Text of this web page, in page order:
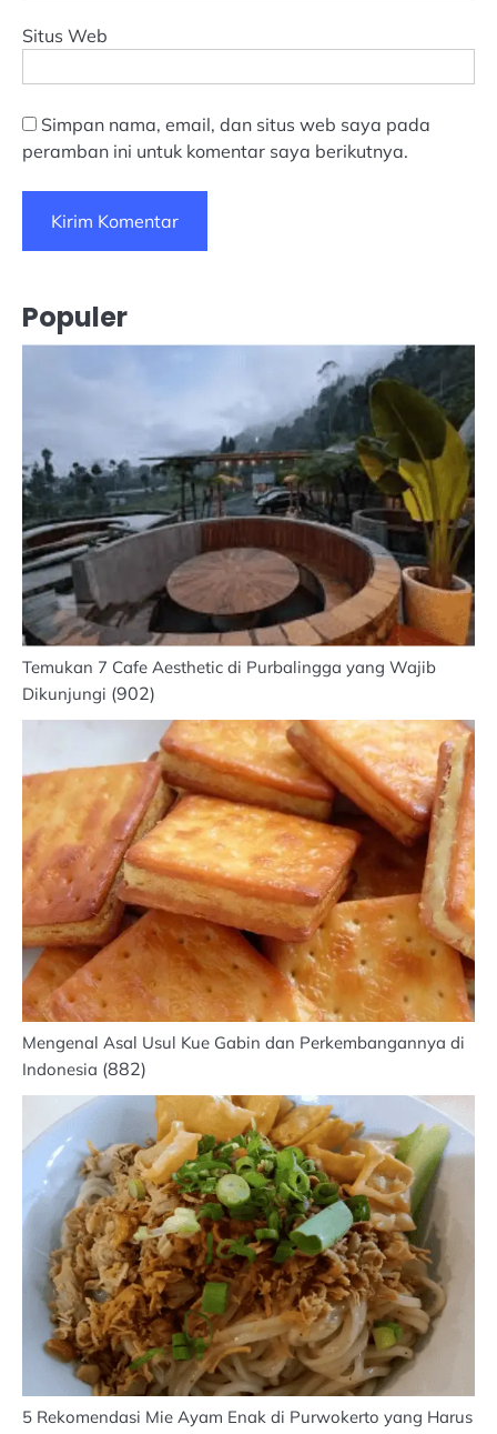
Situs Web
Simpan nama, email, dan situs web saya pada
peramban ini untuk komentar saya berikutnya.
Populer
Temukan 7 Cafe Aesthetic di Purbalingga yang Wajib
Dikunjungi (902)
Mengenal Asal Usul Kue Gabin dan Perkembangannya di
Indonesia (882)
5 Rekomendasi Mie Ayam Enak di Purwokerto yang Harus